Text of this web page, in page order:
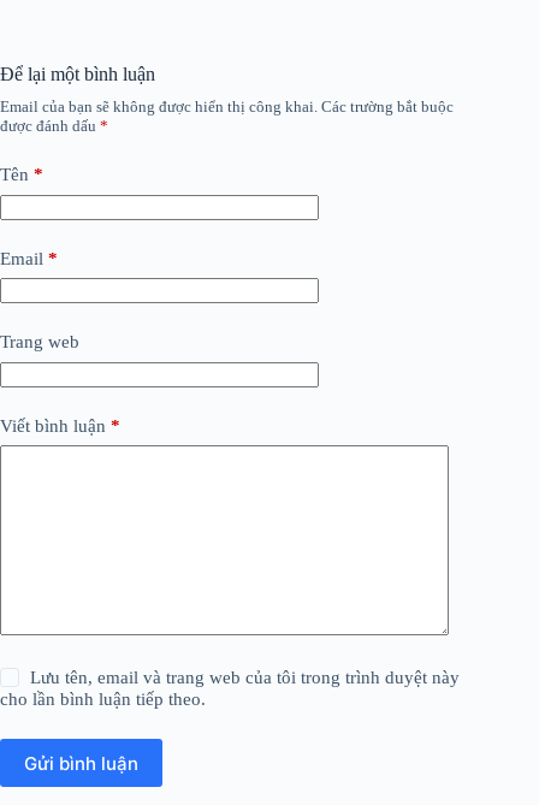
Để lại một bình luận
Email của bạn sẽ không được hiển thị công khai. Các trường bắt buộc
được đánh dấu *
Tên *
Email *
Trang web
Viết bình luận *
Lưu tên, email và trang web của tôi trong trình duyệt này
cho lần bình luận tiếp theo.
Gửi bình luận